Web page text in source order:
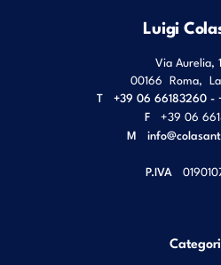
Luigi
Via Aurelia,
00166 Roma,
T
+39 06 66183260 -
F
+39 06
M
P.IVA